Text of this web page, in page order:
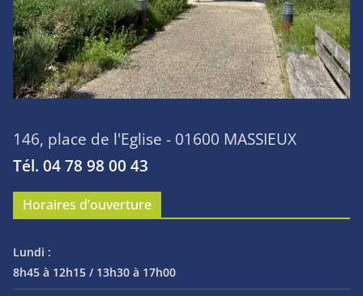
146, place de l'Eglise - 01600 MASSIEUX
Tél. 04 78 98 00 43
Horaires d’ouverture
Lundi :
8h45 à 12h15 / 13h30 à 17h00